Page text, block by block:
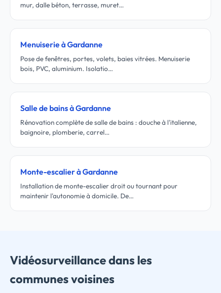
mur, dalle béton, terrasse, muret…
Menuiserie à Gardanne
Pose de fenêtres, portes, volets, baies vitrées. Menuiserie
bois, PVC, aluminium. Isolatio…
Salle de bains à Gardanne
Rénovation complète de salle de bains : douche à l'italienne,
baignoire, plomberie, carrel…
Monte-escalier à Gardanne
Installation de monte-escalier droit ou tournant pour
maintenir l'autonomie à domicile. De…
Vidéosurveillance dans les
communes voisines